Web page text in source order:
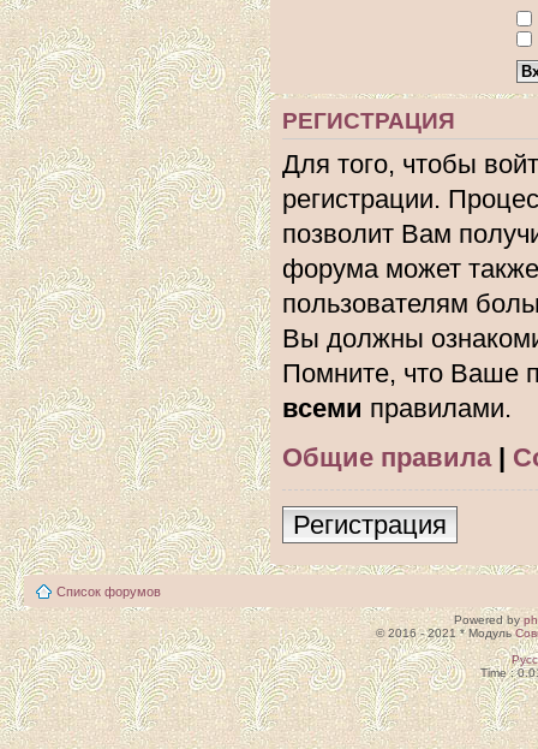
РЕГИСТРАЦИЯ
Для того, чтобы
регистрации.
позволит Вам
форума может
пользователям
Вы должны
Помните, что Ваше
всеми правилами.
Общие правила|
Регистрация
Список форумов
Powered by
© 2016 - 2021 * Модуль
Time :